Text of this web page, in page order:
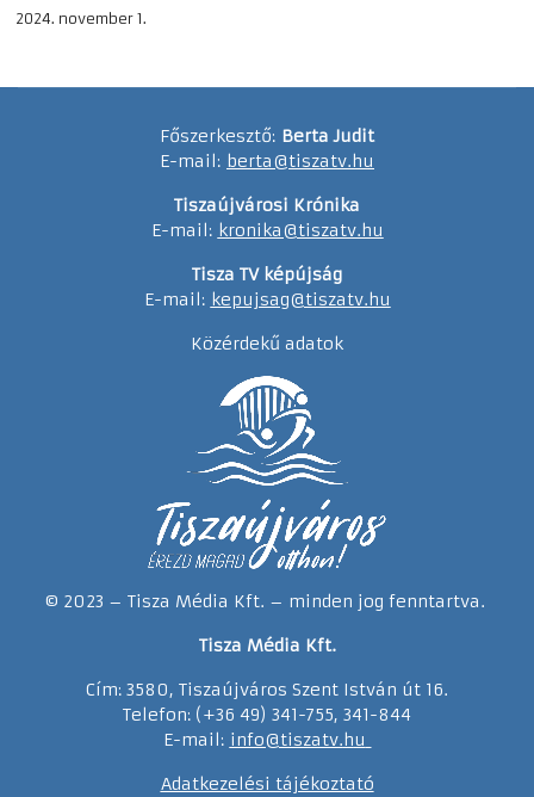
2024. november 1.
Főszerkesztő: Berta Judit
E-mail: berta@tiszatv.hu
Tiszaújvárosi Krónika
E-mail: kronika@tiszatv.hu
Tisza TV képújság
E-mail: kepujsag@tiszatv.hu
Közérdekű adatok
© 2023 – Tisza Média Kft. – minden jog fenntartva.
Tisza Média Kft.
Cím: 3580, Tiszaújváros Szent István út 16.
Telefon: (+36 49) 341-755, 341-844
E-mail: info@tiszatv. hu
Adatkezelési tájékoztató